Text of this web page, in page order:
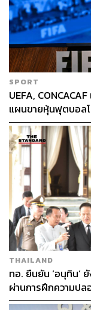
SPORT
UEFA,
แผนขายหุ้นฟุตบอล
THAILAND
ทอ. ยืนยัน ‘อนุทิน’
ผ่านการฝึกความป
ก่อน